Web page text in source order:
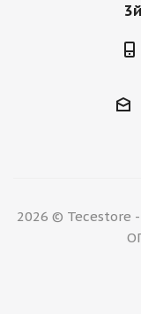
2026 © Tecestore